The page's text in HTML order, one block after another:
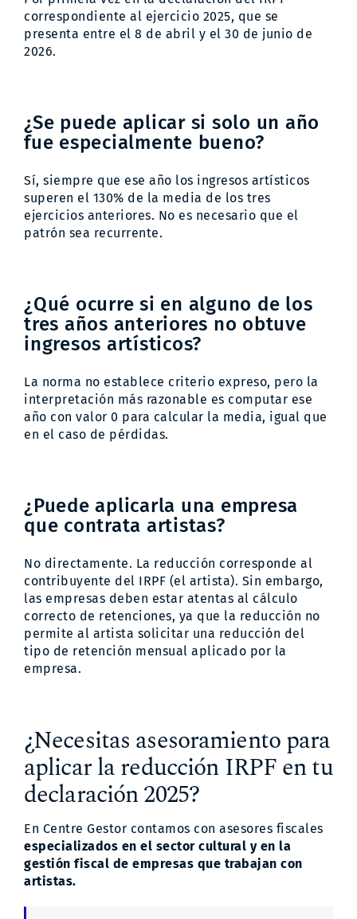
correspondiente al ejercicio 2025, que se
presenta entre el 8 de abril y el 30 de junio de
2026.
¿Se puede aplicar si solo un año
fue especialmente bueno?
Sí, siempre que ese año los ingresos artísticos
superen el 130% de la media de los tres
ejercicios anteriores. No es necesario que el
patrón sea recurrente.
¿Qué ocurre si en alguno de los
tres años anteriores no obtuve
ingresos artísticos?
La norma no establece criterio expreso, pero la
interpretación más razonable es computar ese
año con valor 0 para calcular la media, igual que
en el caso de pérdidas.
¿Puede aplicarla una empresa
que contrata artistas?
No directamente. La reducción corresponde al
contribuyente del IRPF (el artista). Sin embargo,
las empresas deben estar atentas al cálculo
correcto de retenciones, ya que la reducción no
permite al artista solicitar una reducción del
tipo de retención mensual aplicado por la
empresa.
¿Necesitas asesoramiento para
aplicar la reducción IRPF en tu
declaración 2025?
En Centre Gestor contamos con asesores fiscales
especializados en el sector cultural y en la
gestión fiscal de empresas que trabajan con
artistas.